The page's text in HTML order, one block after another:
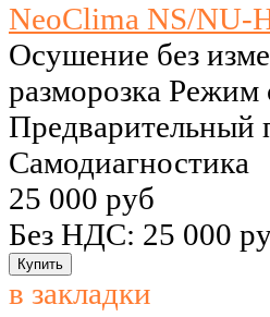
NeoClima NS/NU-
Осушение без
разморозка Режим
Предварительный
25 000 руб
Без НДС: 25 000
в закладки